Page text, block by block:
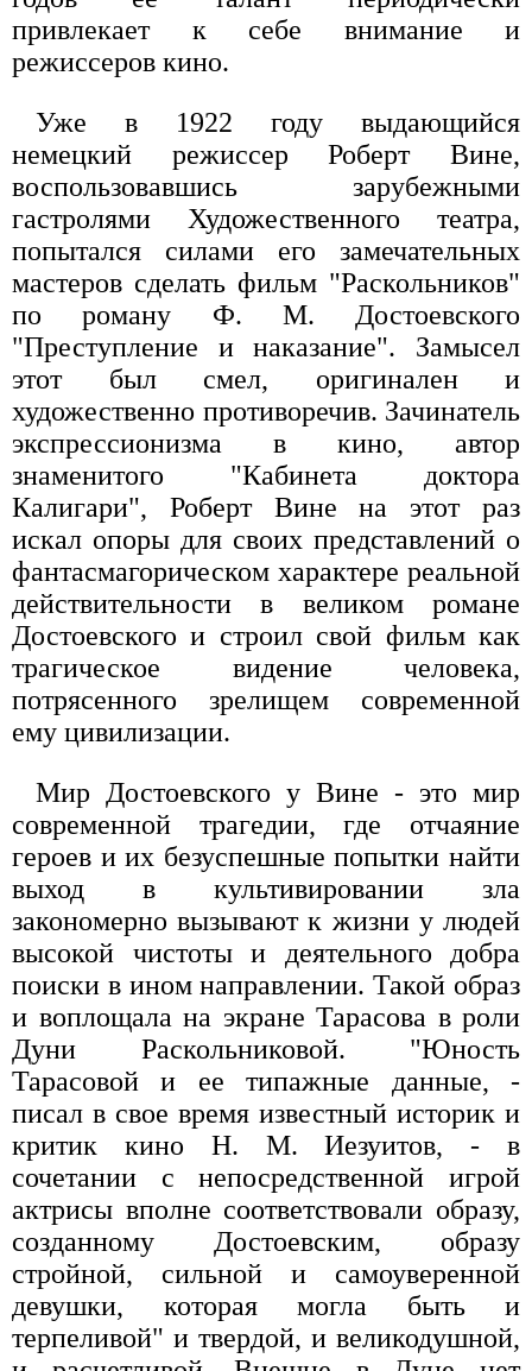
привлекает к себе внимание и
режиссеров кино.
Уже в 1922 году выдающийся
немецкий режиссер Роберт Вине,
воспользовавшись зарубежными
гастролями Художественного театра,
попытался силами его замечательных
мастеров сделать фильм "Раскольников"
по роману Ф. М. Достоевского
"Преступление и наказание". Замысел
этот был смел, оригинален и
художественно противоречив. Зачинатель
экспрессионизма в кино, автор
знаменитого "Кабинета доктора
Калигари", Роберт Вине на этот раз
искал опоры для своих представлений о
фантасмагорическом характере реальной
действительности в великом романе
Достоевского и строил свой фильм как
трагическое видение человека,
потрясенного зрелищем современной
ему цивилизации.
Мир Достоевского у Вине - это мир
современной трагедии, где отчаяние
героев и их безуспешные попытки найти
выход в культивировании зла
закономерно вызывают к жизни у людей
высокой чистоты и деятельного добра
поиски в ином направлении. Такой образ
и воплощала на экране Тарасова в роли
Дуни Раскольниковой. "Юность
Тарасовой и ее типажные данные, -
писал в свое время известный историк и
критик кино Н. М. Иезуитов, - в
сочетании с непосредственной игрой
актрисы вполне соответствовали образу,
созданному Достоевским, образу
стройной, сильной и самоуверенной
девушки, которая могла быть и
терпеливой" и твердой, и великодушной,